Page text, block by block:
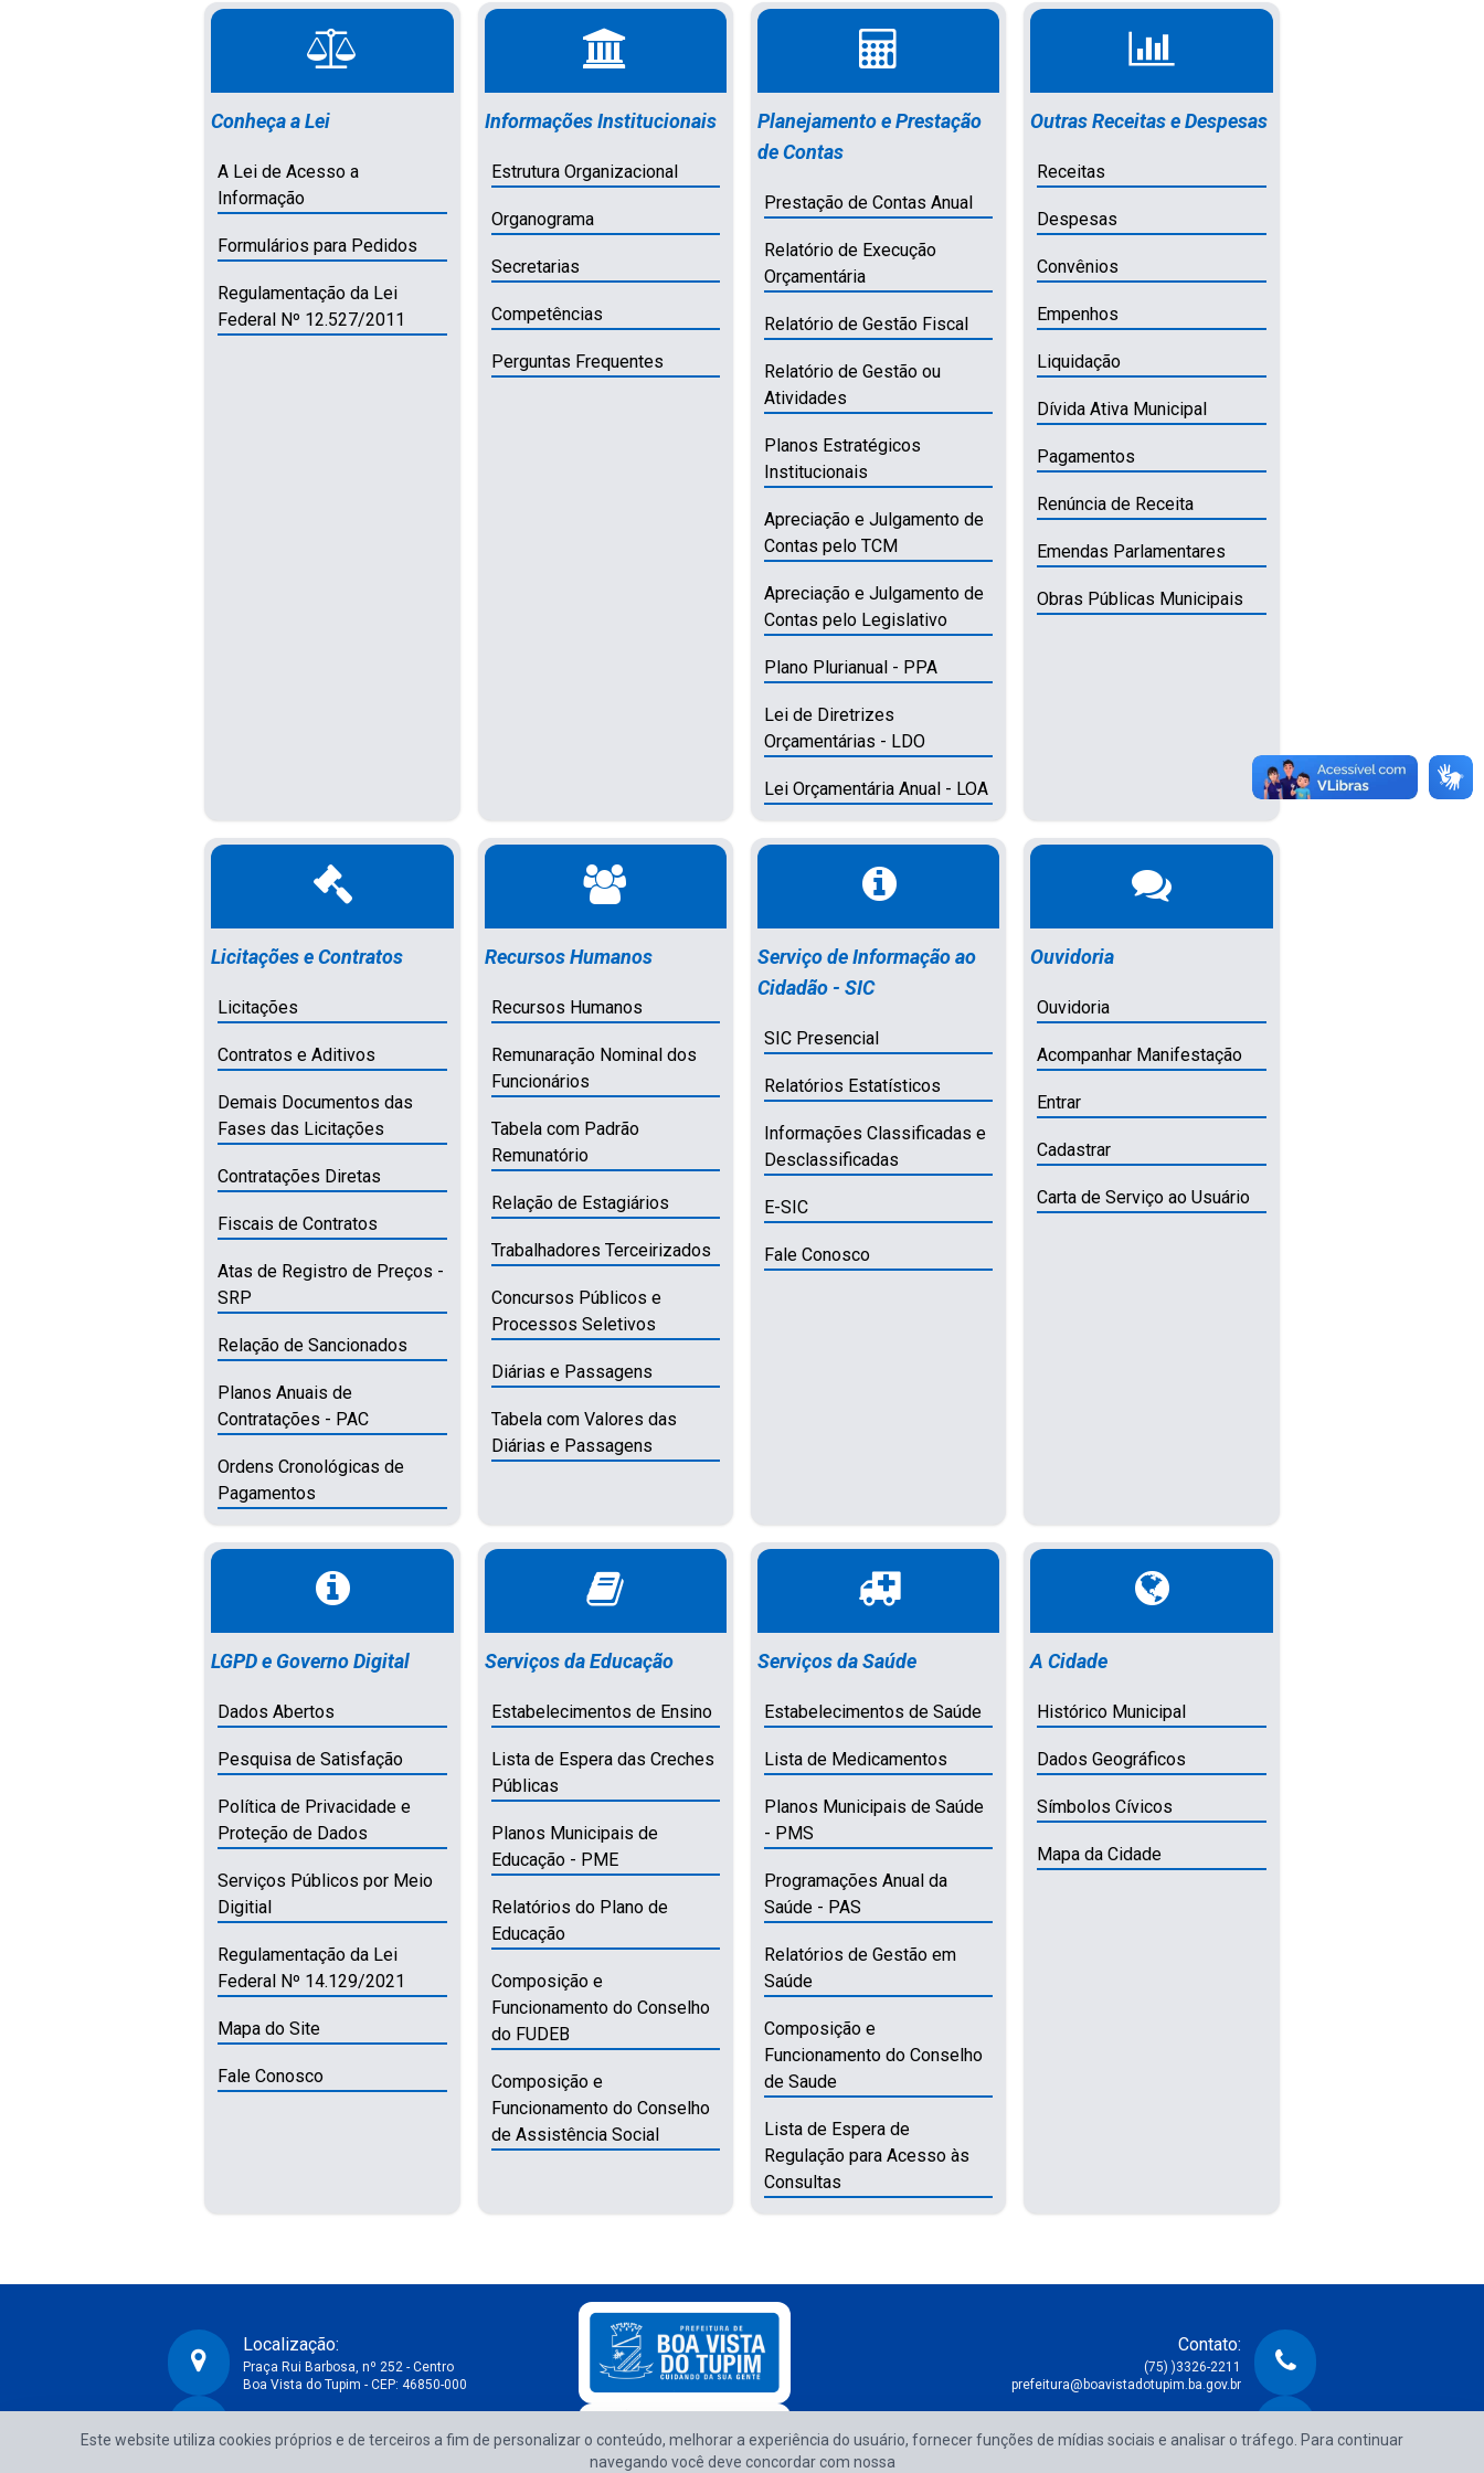
Conheça a Lei
A Lei de Acesso a
Informação
Formulários para Pedidos
Regulamentação da Lei
Federal Nº 12.527/2011
Informações Institucionais
Estrutura Organizacional
Organograma
Secretarias
Competências
Perguntas Frequentes
Planejamento e Prestação
de Contas
Prestação de Contas Anual
Relatório de Execução
Orçamentária
Relatório de Gestão Fiscal
Relatório de Gestão ou
Atividades
Planos Estratégicos
Institucionais
Apreciação e Julgamento de
Contas pelo TCM
Apreciação e Julgamento de
Contas pelo Legislativo
Plano Plurianual - PPA
Lei de Diretrizes
Orçamentárias - LDO
Lei Orçamentária Anual - LOA
Outras Receitas e Despesas
Receitas
Despesas
Convênios
Empenhos
Liquidação
Dívida Ativa Municipal
Pagamentos
Renúncia de Receita
Emendas Parlamentares
Obras Públicas Municipais
Licitações e Contratos
Licitações
Contratos e Aditivos
Demais Documentos das
Fases das Licitações
Contratações Diretas
Fiscais de Contratos
Atas de Registro de Preços -
SRP
Relação de Sancionados
Planos Anuais de
Contratações - PAC
Ordens Cronológicas de
Pagamentos
Recursos Humanos
Recursos Humanos
Remunaração Nominal dos
Funcionários
Tabela com Padrão
Remunatório
Relação de Estagiários
Trabalhadores Terceirizados
Concursos Públicos e
Processos Seletivos
Diárias e Passagens
Tabela com Valores das
Diárias e Passagens
Serviço de Informação ao
Cidadão - SIC
SIC Presencial
Relatórios Estatísticos
Informações Classificadas e
Desclassificadas
E-SIC
Fale Conosco
Ouvidoria
Ouvidoria
Acompanhar Manifestação
Entrar
Cadastrar
Carta de Serviço ao Usuário
LGPD e Governo Digital
Dados Abertos
Pesquisa de Satisfação
Política de Privacidade e
Proteção de Dados
Serviços Públicos por Meio
Digitial
Regulamentação da Lei
Federal Nº 14.129/2021
Mapa do Site
Fale Conosco
Serviços da Educação
Estabelecimentos de Ensino
Lista de Espera das Creches
Públicas
Planos Municipais de
Educação - PME
Relatórios do Plano de
Educação
Composição e
Funcionamento do Conselho
do FUDEB
Composição e
Funcionamento do Conselho
de Assistência Social
Serviços da Saúde
Estabelecimentos de Saúde
Lista de Medicamentos
Planos Municipais de Saúde
- PMS
Programações Anual da
Saúde - PAS
Relatórios de Gestão em
Saúde
Composição e
Funcionamento do Conselho
de Saude
Lista de Espera de
Regulação para Acesso às
Consultas
A Cidade
Histórico Municipal
Dados Geográficos
Símbolos Cívicos
Mapa da Cidade
Localização:
Praça Rui Barbosa, nº 252 - Centro
Boa Vista do Tupim - CEP: 46850-000
13.718.176/0001-25
Contato:
(75) )3326-2211
prefeitura@boavistadotupim.ba.gov.br
Atendimento de Segunda à Sexta das 08:00h às 14:00h
Este website utiliza cookies próprios e de terceiros a fim de personalizar o conteúdo, melhorar a experiência do usuário, fornecer funções de mídias sociais e analisar o tráfego. Para continuar
navegando você deve concordar com nossa